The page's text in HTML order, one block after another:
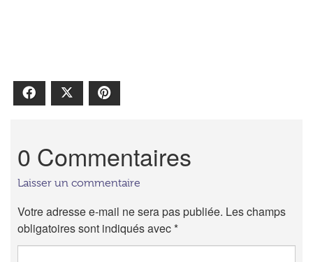
Facebook
0 Commentaires
Laisser un commentaire
Votre adresse e-mail ne sera pas publiée. Les champs
obligatoires sont indiqués avec*